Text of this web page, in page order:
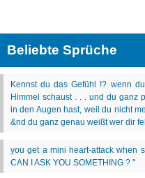
Beliebte Sprüche